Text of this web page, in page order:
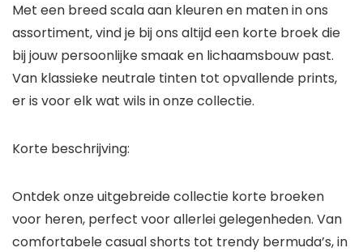
Met een breed scala aan kleuren en maten in ons
assortiment, vind je bij ons altijd een korte broek die
bij jouw persoonlijke smaak en lichaamsbouw past.
Van klassieke neutrale tinten tot opvallende prints,
er is voor elk wat wils in onze collectie.
Korte beschrijving:
Ontdek onze uitgebreide collectie korte broeken
voor heren, perfect voor allerlei gelegenheden. Van
comfortabele casual shorts tot trendy bermuda’s, in